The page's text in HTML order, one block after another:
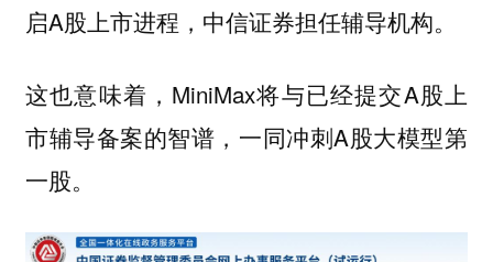
启A股上市进程，中信证券担任辅导机构。
这也意味着，MiniMax将与已经提交A股上
市辅导备案的智谱，一同冲刺A股大模型第
一股。